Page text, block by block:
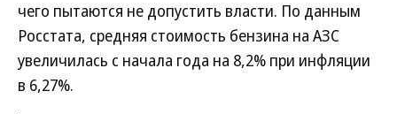
чего пытаются не допустить власти. По данным
Росстата, средняя стоимость бензина на АЗС
увеличилась с начала года на 8,2% при инфляции
в 6,27%.